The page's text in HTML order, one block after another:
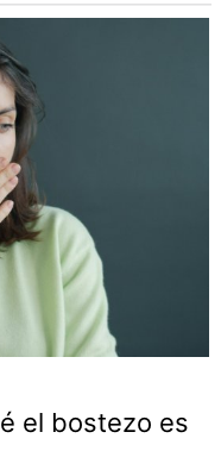
el bostezo es